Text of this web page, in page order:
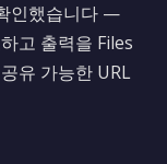
인했습니다 —
고 출력을 Files
유 가능한 URL